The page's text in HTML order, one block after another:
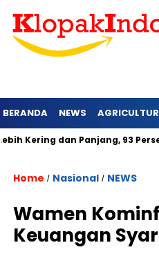
BERANDA NEWS
dan Panjang, 93 Persen
Home / Nasional / NEWS
Wamen
Keuangan